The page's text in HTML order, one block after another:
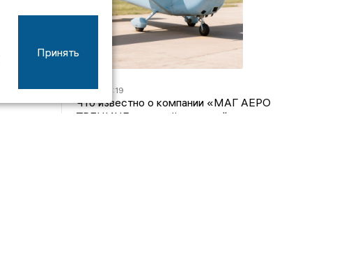
07/08 16:19
Что известно о компании «МАГ АЕРО
ТРЕНИНГ», самолёт которой потерпел крушение
Принять